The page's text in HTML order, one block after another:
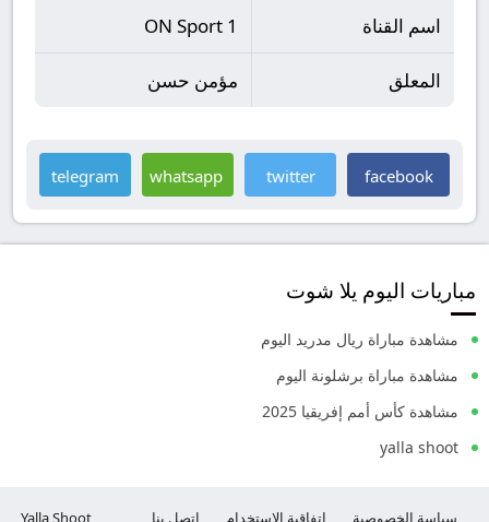
اسم القناة ON Sport 1
المعلق مؤمن حسن
facebook
twitter
whatsapp
telegram
مباريات اليوم يلا شوت
مشاهدة مباراة ريال مدريد اليوم
مشاهدة مباراة برشلونة اليوم
مشاهدة كأس أمم إفريقيا 2025
yalla shoot
Yalla Shoot سياسة الخصوصية إتفاقية الاستخدام إتصل بنا